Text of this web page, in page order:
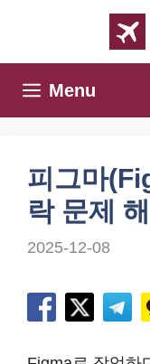
Menu
피그마
락 문제
2025-12-08